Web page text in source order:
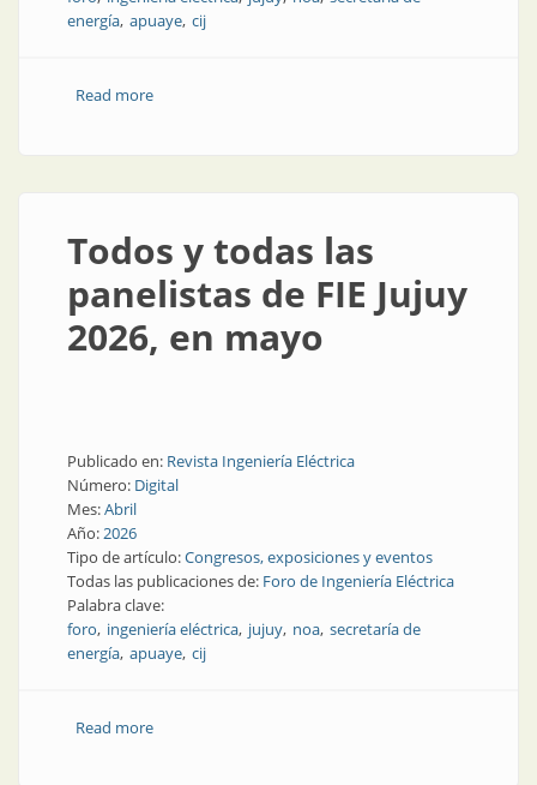
energía apuaye cij
Read moreabout ¡Ya empieza! 20 y 21 de mayo, foro en Jujuy
Todos y todas las
panelistas de FIE Jujuy
2026, en mayo
Publicado en: Revista Ingeniería Eléctrica
Número: Digital
Mes:Abril
Año:2026
Tipo de artículo:Congresos, exposiciones y eventos
Todas las publicaciones de: Foro de Ingeniería Eléctrica
Palabra clave:
foro ingeniería eléctrica jujuy noa secretaría de
energía apuaye cij
Read moreabout Todos y todas las panelistas de FIE Jujuy 2026,